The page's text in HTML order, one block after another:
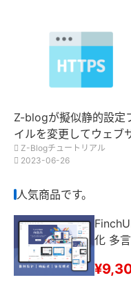
Z-blogが擬似静的設定
イルを変更してウェブ
トにHTTPSアクセスを強
制する方法
Z-Blogチュートリアル
2023-06-26
人気商品です。
化 多